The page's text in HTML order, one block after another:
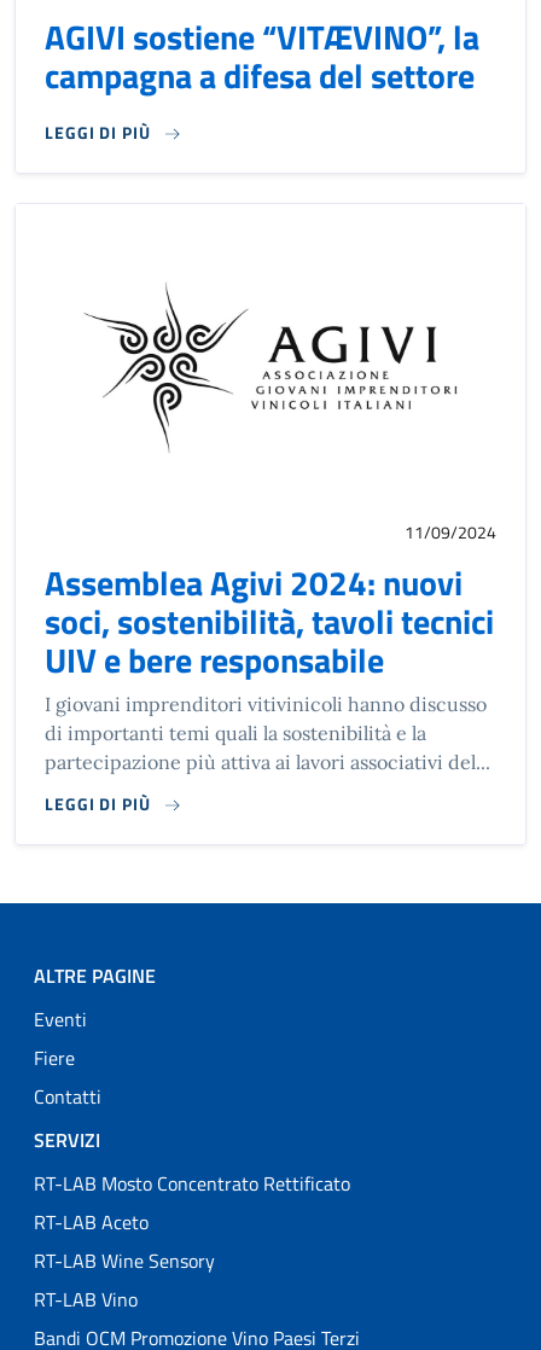
AGIVI sostiene “VITÆVINO”, la
campagna a difesa del settore
LEGGI DI PIÙ
11/09/2024
Assemblea Agivi 2024: nuovi
soci, sostenibilità, tavoli tecnici
UIV e bere responsabile
I giovani imprenditori vitivinicoli hanno discusso
di importanti temi quali la sostenibilità e la
partecipazione più attiva ai lavori associativi del...
LEGGI DI PIÙ
ALTRE PAGINE
Eventi
Fiere
Contatti
SERVIZI
RT-LAB Mosto Concentrato Rettificato
RT-LAB Aceto
RT-LAB Wine Sensory
RT-LAB Vino
Bandi OCM Promozione Vino Paesi Terzi